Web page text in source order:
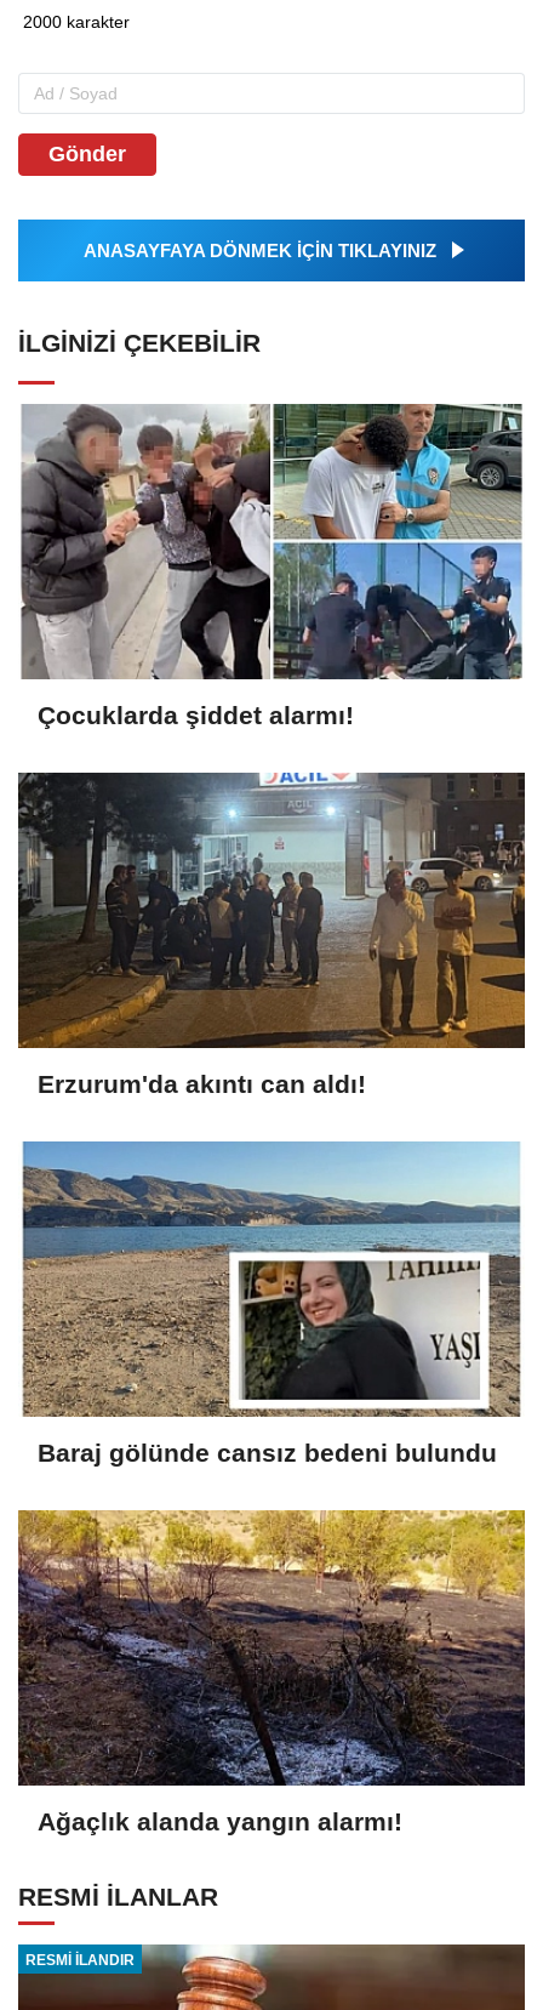
Gönder
ANASAYFAYA DÖNMEK İÇİN TIKLAYINIZ
İLGINIZI ÇEKEBILIR
Çocuklarda şiddet alarmı!
Erzurum'da akıntı can aldı!
Baraj gölünde cansız bedeni bulundu
Ağaçlık alanda yangın alarmı!
RESMİ İLANLAR
RESMİ İLANDIR